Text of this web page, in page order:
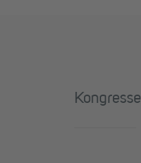
Kongresse